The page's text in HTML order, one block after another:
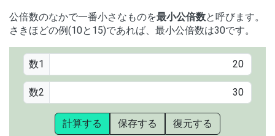
公倍数のなかで一番小さなものを最小公倍数と呼びます。
さきほどの例(10と15)であれば、最小公倍数は30です。
数1
数2
計算する 保存する 復元する